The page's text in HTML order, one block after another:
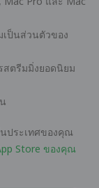
เป็นส่วนตัวของ
ตรีมมิ่งยอดนิยม
นประเทศของคุณ
Store ของคุณ